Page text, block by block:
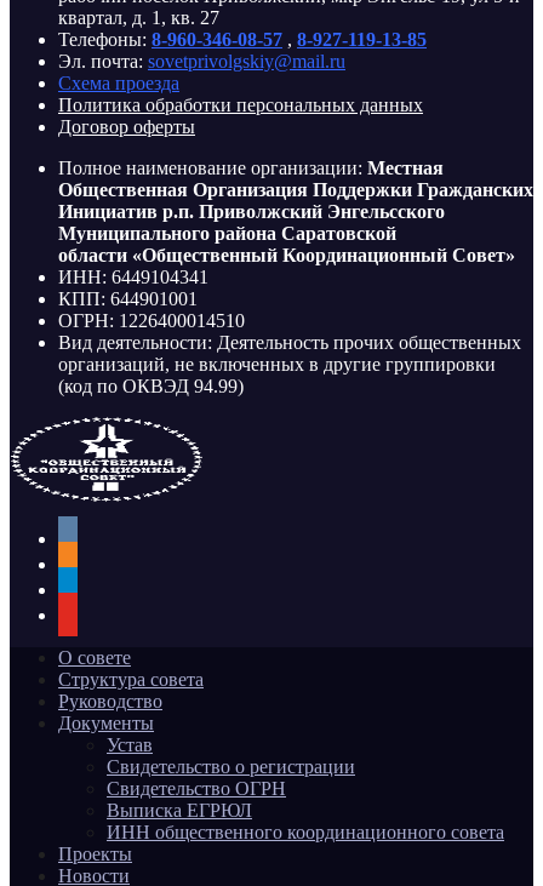
квартал, д. 1, кв. 27
Телефоны: 8-960-346-08-57 , 8-927-119-13-85
Эл. почта: sovetprivolgskiy@mail.ru
Схема проезда
Политика обработки персональных данных
Договор оферты
Полное наименование организации: Местная
Общественная Организация Поддержки Гражданских
Инициатив р.п. Приволжский Энгельсского
Муниципального района Саратовской
области «Общественный Координационный Совет»
ИНН: 6449104341
КПП: 644901001
ОГРН: 1226400014510
Вид деятельности: Деятельность прочих общественных
организаций, не включенных в другие группировки
(код по ОКВЭД 94.99)
О совете
Структура совета
Руководство
Документы
Устав
Свидетельство о регистрации
Свидетельство ОГРН
Выписка ЕГРЮЛ
ИНН общественного координационного совета
Проекты
Новости